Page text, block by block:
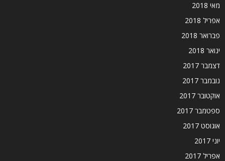
מאי 2018
אפריל 2018
פברואר 2018
ינואר 2018
דצמבר 2017
נובמבר 2017
אוקטובר 2017
ספטמבר 2017
אוגוסט 2017
יוני 2017
אפריל 2017